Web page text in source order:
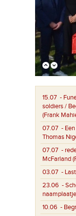
15.07 -
soldiers /
(Frank
07.07 -
Thomas
07.07 -
McFarland
03.07 -
23.06 -
10.06 -